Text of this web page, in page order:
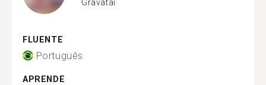
Gravataí
FLUENTE
Português
APRENDE